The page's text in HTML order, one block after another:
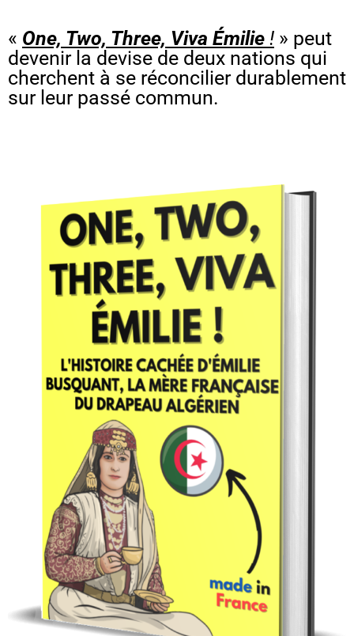
« One, Two, Three, Viva Émilie ! » peut
devenir la devise de deux nations qui
cherchent à se réconcilier durablement
sur leur passé commun.